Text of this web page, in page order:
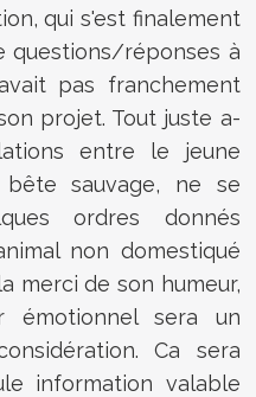
qui s'est finalement
questions/réponses à
pas franchement
projet. Tout juste a-
entre le jeune
sauvage, ne se
ordres donnés
non domestiqué
merci de son humeur,
émotionnel sera un
Ca sera
information valable